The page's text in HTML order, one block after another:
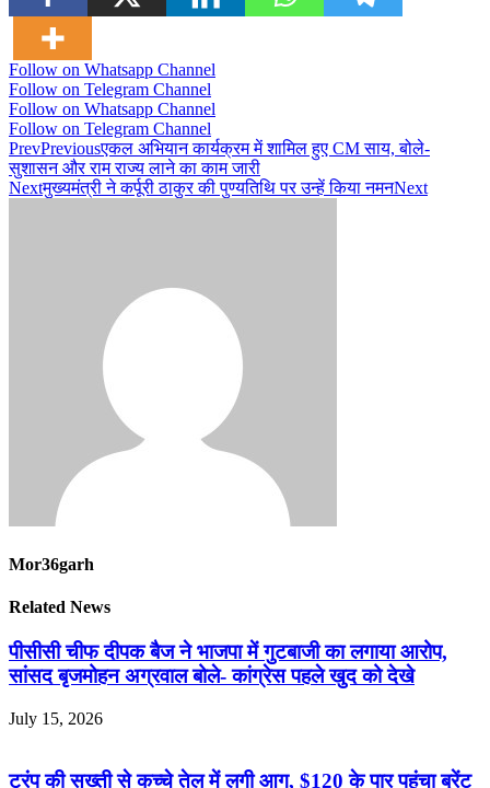
Follow on Whatsapp Channel
Follow on Telegram Channel
Follow on Whatsapp Channel
Follow on Telegram Channel
PrevPreviousएकल अभियान कार्यक्रम में शामिल हुए CM साय, बोले-
सुशासन और राम राज्य लाने का काम जारी
Nextमुख्यमंत्री ने कर्पूरी ठाकुर की पुण्यतिथि पर उन्हें किया नमनNext
Mor36garh
Related News
पीसीसी चीफ दीपक बैज ने भाजपा में गुटबाजी का लगाया आरोप,
सांसद बृजमोहन अग्रवाल बोले- कांग्रेस पहले खुद को देखे
July 15, 2026
ट्रंप की सख्ती से कच्चे तेल में लगी आग, $120 के पार पहुंचा ब्रेंट